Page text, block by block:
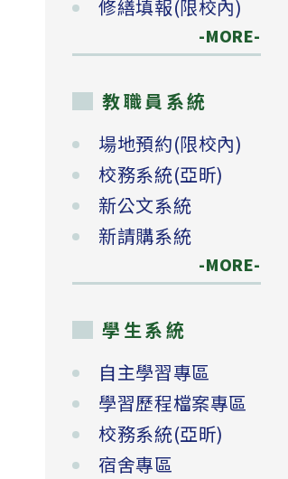
修繕填報(限校內)
-MORE-
教職員系統
場地預約(限校內)
校務系統(亞昕)
新公文系統
新請購系統
-MORE-
學生系統
自主學習專區
學習歷程檔案專區
校務系統(亞昕)
宿舍專區